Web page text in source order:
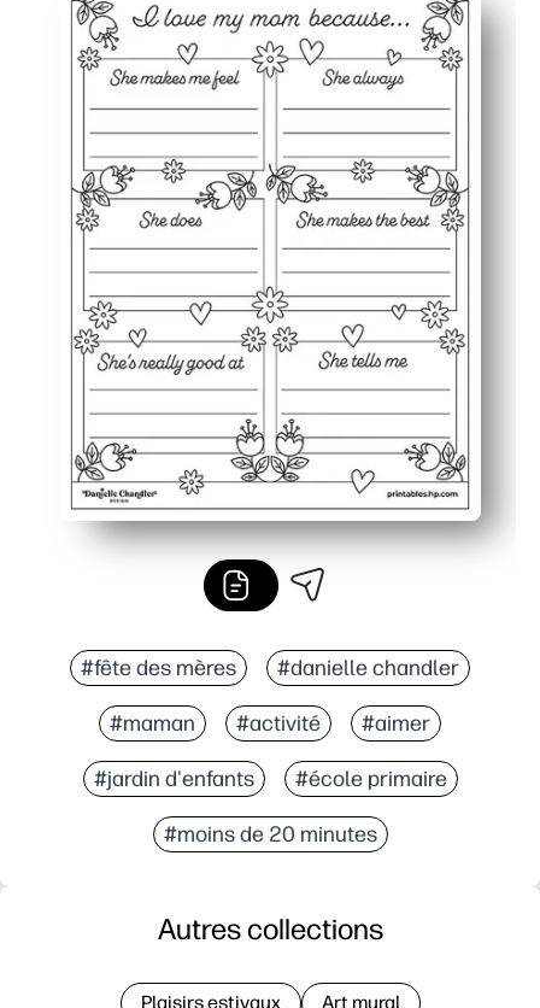
Les instructions guidées aident votre enfant à
Crée un cadeau que vous pouvez glisser dans une
Flexible pour la maison ou la classe : à utiliser pour
#fête des mères #danielle chandler
#maman #activité #aimer
#jardin d'enfants #école primaire
#moins de 20 minutes
Autres collections
Plaisirs estivaux Art mural